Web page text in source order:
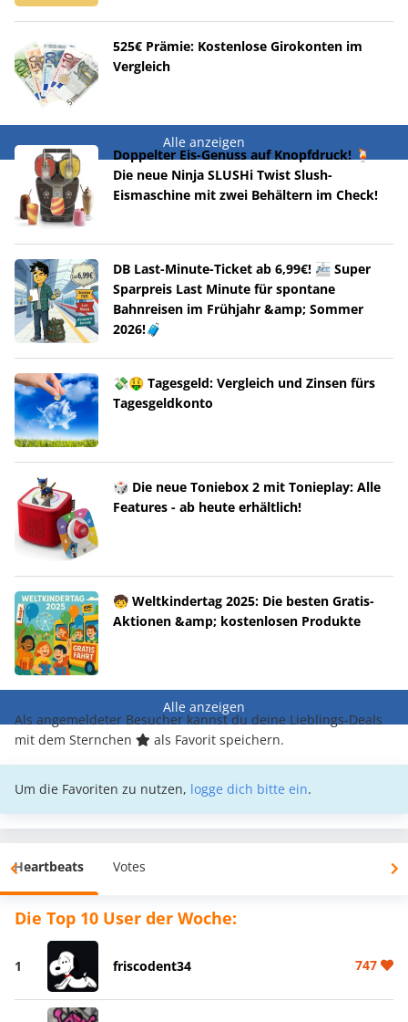
525€ Prämie: Kostenlose Girokonten im
Vergleich
Alle anzeigen
Doppelter Eis-Genuss auf Knopfdruck! 🍹
Die neue Ninja SLUSHi Twist Slush-
Eismaschine mit zwei Behältern im Check!
DB Last-Minute-Ticket ab 6,99€! 🚈 Super
Sparpreis Last Minute für spontane
Bahnreisen im Frühjahr &amp; Sommer
2026!🧳
💸🤑 Tagesgeld: Vergleich und Zinsen fürs
Tagesgeldkonto
🎲 Die neue Toniebox 2 mit Tonieplay: Alle
Features - ab heute erhältlich!
🧒 Weltkindertag 2025: Die besten Gratis-
Aktionen &amp; kostenlosen Produkte
Alle anzeigen
Als angemeldeter Besucher kannst du deine Lieblings-Deals
mit dem Sternchen
als Favorit speichern.
Um die Favoriten zu nutzen, logge dich bitte ein.
Heartbeats Votes
Die Top 10 User der Woche:
1 friscodent34 747